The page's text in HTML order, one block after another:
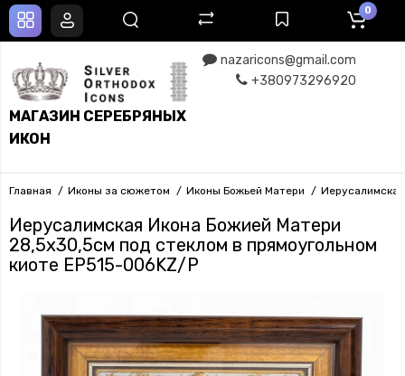
МАГАЗИН СЕРЕБРЯНЫХ
ИКОН
nazaricons@gmail.com
+380973296920
0
Главная Иконы за сюжетом Иконы Божьей Матери Иерусалимская
Иерусалимская Икона Божией Матери
28,5х30,5см под стеклом в прямоугольном
киоте EP515-006KZ/P